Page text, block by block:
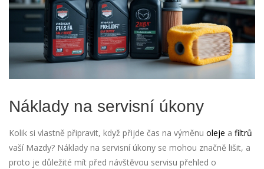
Náklady na servisní úkony
Kolik si vlastně připravit, když přijde čas na výměnu oleje a filtrů
vaší Mazdy? Náklady na servisní úkony se mohou značně lišit, a
proto je důležité mít před návštěvou servisu přehled o